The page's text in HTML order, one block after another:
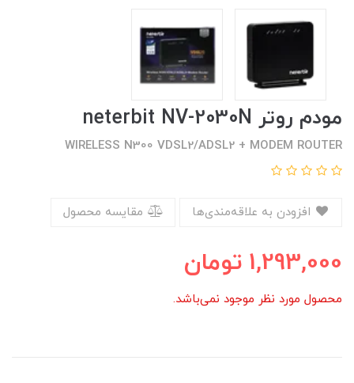
مودم روتر neterbit NV-2030N
WIRELESS N300 VDSL2/ADSL2 + MODEM ROUTER
مقایسه محصول
1,293,000 تومان
محصول مورد نظر موجود نمی‌باشد.